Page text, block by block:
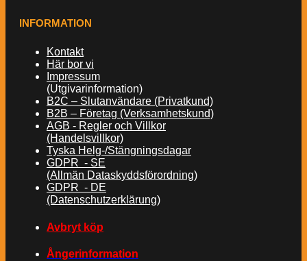
INFORMATION
Kontakt
Här bor vi
Impressum
(Utgivarinformation)
B2C – Slutanvändare (Privatkund)
B2B – Företag (Verksamhetskund)
AGB - Regler och Villkor
(Handelsvillkor)
Tyska Helg-/Stängningsdagar
GDPR - SE
(Allmän Dataskyddsförordning)
GDPR - DE
(Datenschutzerklärung)
Avbryt köp
Ångerinformation